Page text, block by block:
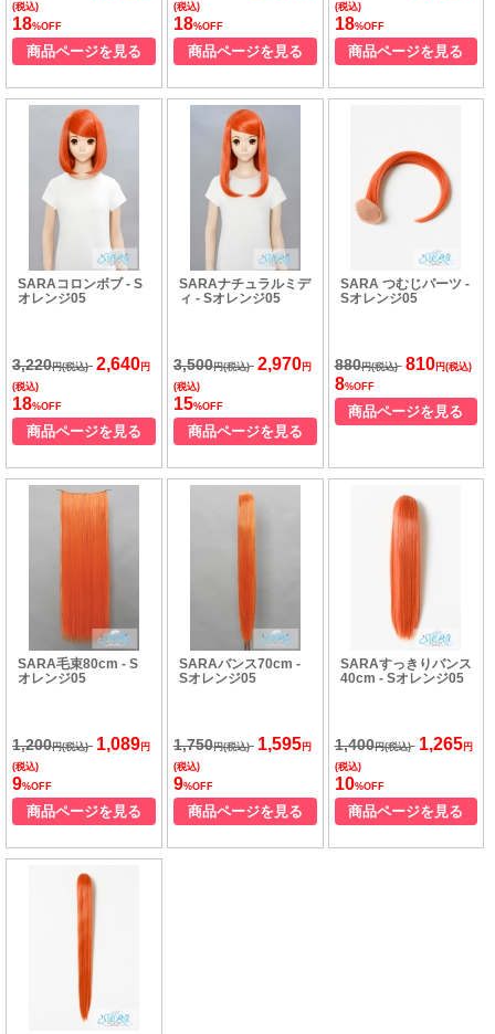
(税込)
18%OFF
商品ページを見る
(税込)
18%OFF
商品ページを見る
(税込)
18%OFF
商品ページを見る
SARAコロンボブ - S
オレンジ05
3,220円(税込) 2,640 円
(税込)
18%OFF
商品ページを見る
SARAナチュラルミデ
ィ - Sオレンジ05
3,500円(税込) 2,970円
(税込)
15%OFF
商品ページを見る
SARA つむじパーツ -
Sオレンジ05
880円(税込) 810円(税込)
8%OFF
商品ページを見る
SARA毛束80cm - S
オレンジ05
1,200円(税込) 1,089 円
(税込)
9%OFF
商品ページを見る
SARAバンス70cm -
Sオレンジ05
1,750円(税込) 1,595円
(税込)
9%OFF
商品ページを見る
SARAすっきりバンス
40cm - Sオレンジ05
1,400円(税込) 1,265円
(税込)
10%OFF
商品ページを見る